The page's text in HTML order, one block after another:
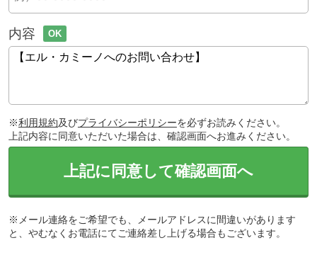
内容 OK
※利用規約及びプライバシーポリシーを必ずお読みください。
上記内容に同意いただいた場合は、確認画面へお進みください。
上記に同意して確認画面へ
※メール連絡をご希望でも、メールアドレスに間違いがあります
と、やむなくお電話にてご連絡差し上げる場合もございます。